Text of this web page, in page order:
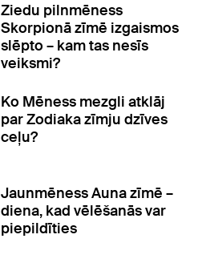
Ziedu pilnmēness
Skorpionā zīmē izgaismos
slēpto – kam tas nesīs
veiksmi?
Ko Mēness mezgli atklāj
par Zodiaka zīmju dzīves
ceļu?
Jaunmēness Auna zīmē –
diena, kad vēlēšanās var
piepildīties